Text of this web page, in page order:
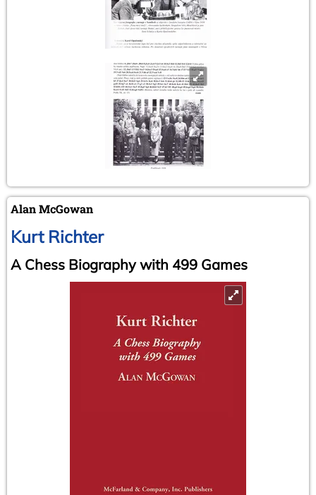
Alan McGowan
Kurt Richter
A Chess Biography with 499 Games